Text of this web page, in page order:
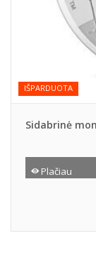
IŠPARDUOTA
Sidabrinė
Plačiau